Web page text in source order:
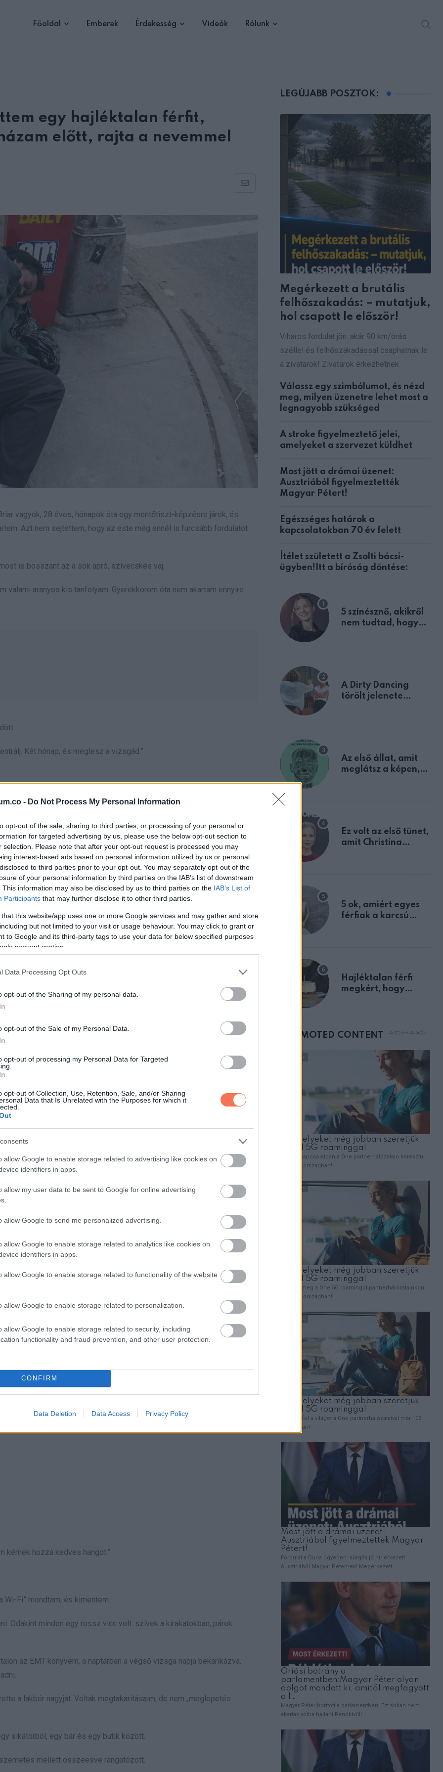
- Do Not Process My Personal Information
opt-out of the sale, sharing to third parties, or processing of your personal or
for targeted advertising by us, please use the below opt-out section to
selection. Please note that after your opt-out request is processed you may
interest-based ads based on personal information utilized by us or personal
to third parties prior to your opt-out. You may separately opt-out of the
of your personal information by third parties on the IAB’s list of downstream
This information may also be disclosed by us to third parties on the IAB’s List of
Participants that may further disclose it to other third parties.
that this website/app uses one or more Google services and may gather and store
but not limited to your visit or usage behaviour. You may click to grant or
to Google and its third-party tags to use your data for below specified purposes
consent section.
Data Processing Opt Outs
opt-out of the Sharing of my personal data.
opt-out of the Sale of my Personal Data.
opt-out of processing my Personal Data for Targeted
opt-out of Collection, Use, Retention, Sale, and/or Sharing
Data that Is Unrelated with the Purposes for which it
allow Google to enable storage related to advertising like cookies on
identifiers in apps.
allow my user data to be sent to Google for online advertising
allow Google to send me personalized advertising.
allow Google to enable storage related to analytics like cookies on
identifiers in apps.
allow Google to enable storage related to functionality of the website
allow Google to enable storage related to personalization.
allow Google to enable storage related to security, including
functionality and fraud prevention, and other user protection.
CONFIRM
Data Deletion Data Access Privacy Policy
Főoldal Emberek Érdekesség Videók Rólunk
egy hajléktalan férfit,
előtt, rajta a nevemmel
Share
vagyok, 28 éves, hónapok óta egy mentőtiszt-képzésre járok, és
Azt nem sejtettem, hogy az este még ennél is furcsább fordulatot
is bosszant az a sok apró, szívecskés vaj.
valami aranyos kis tanfolyam. Gyerekkorom óta nem akartam ennyire
Két hónap, és meglesz a vizsgád.”
azt hinné, az asztal mellé jár egy eljegyzési gyűrű is. Rózsák, halk
lenne. A pincér „szerelmespárnak” hívott minket, én meg
A tésztámat tologattam, mert a gyomrom olyan volt, mintha lépcsőn
„Sajnálom. Egyszerűen már nem érzem azt a lelkesedést.”
„Nem látok jövőt. Azt hittem, látok, de nem.”
figyeljek. Azt mondtad, támogatni fogsz, amíg végzek.”
hogy segítettem. Azt mondom, hogy nem bírom tovább.”
vége.”
kérnek hozzá kedves hangot.”
Wi-Fi” mondtam, és kimentem.
Odakint minden egy rossz vicc volt: szívek a kirakatokban, párok
az EMT-könyvem, a naptárban a végső vizsga napja bekarikázva.
a lakbér nagyját. Voltak megtakarításaim, de nem „meglepetés
sikátorból, egy bár és egy butik között.
mellett összeesve rángatózott.
LEGÚJABB POSZTOK:
Megérkezett a brutális
felhőszakadás: – mutatjuk,
hol csapott le először!
Viharos fordulat jön: akár 90 km/órás
széllel és felhőszakadással csaphatnak le
a zivatarok! Zivatarok érkezhetnek
Válassz egy szimbólumot, és nézd
meg, milyen üzenetre lehet most a
legnagyobb szükséged
A stroke figyelmeztető jelei,
amelyeket a szervezet küldhet
Most jött a drámai üzenet:
Ausztriából figyelmeztették
Magyar Pétert!
Egészséges határok a
kapcsolatokban 70 év felett
Ítélet született a Zsolti bácsi-
ügyben!Itt a bíróság döntése:
5 színésznő, akikről
nem tudtad, hogy
A Dirty Dancing
törölt jelenete
Az első állat, amit
meglátsz a képen,
Ez volt az első tünet,
amit Christina
5 ok, amiért egyes
férfiak a karcsú
Hajléktalan férfi
megkért, hogy
mellettem ült az első